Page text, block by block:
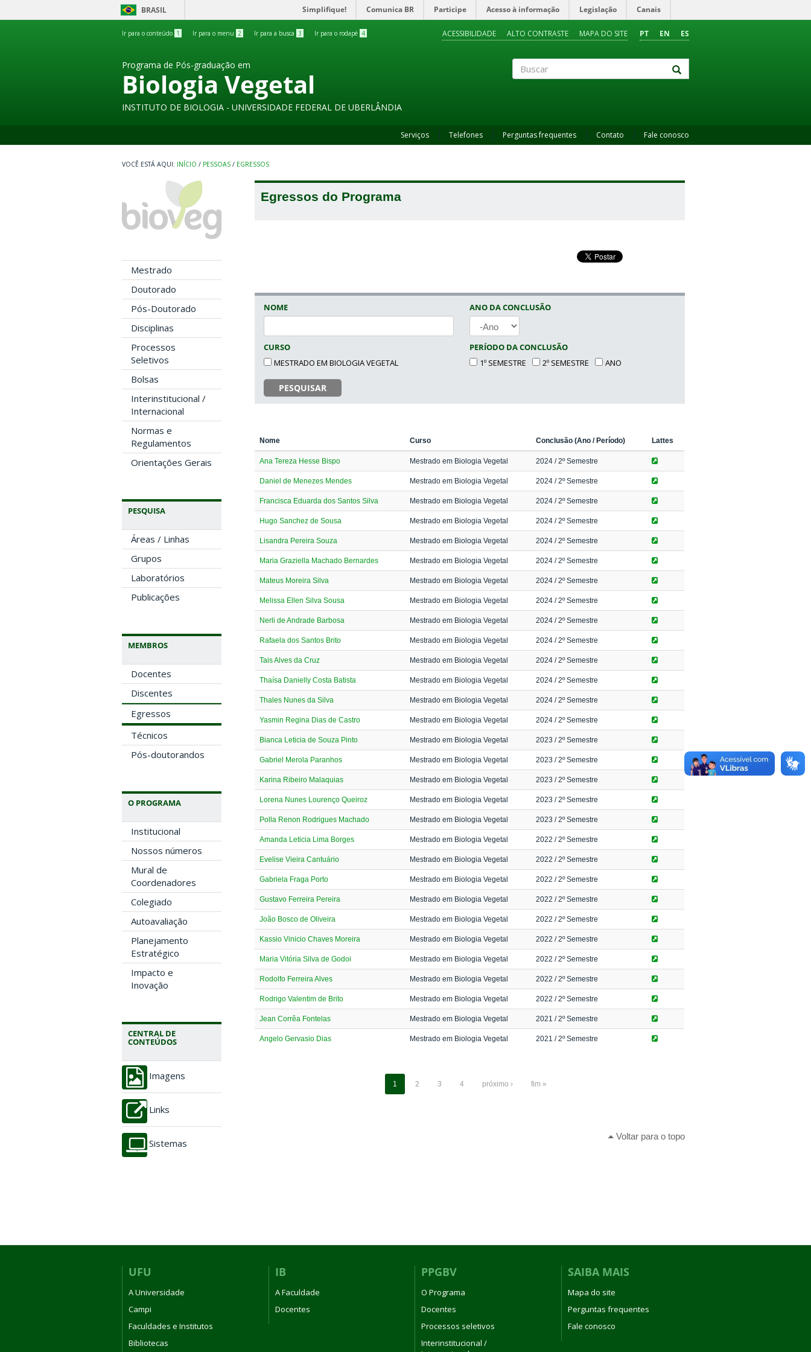
BRASIL Simplifique! Comunica BR Participe Acesso à informação Legislação Canais
Ir para o conteúdo 1 Ir para o menu 2 Ir para a busca 3 Ir para o rodapé 4 PT EN ES
ACESSIBILIDADE ALTO CONTRASTE MAPA DO SITE
Programa de Pós-graduação em
Biologia Vegetal
INSTITUTO DE BIOLOGIA - UNIVERSIDADE FEDERAL DE UBERLÂNDIA
Serviços Telefones Perguntas frequentes Contato Fale conosco
INÍCIO / PESSOAS / EGRESSOS
Mestrado
Doutorado
Pós-Doutorado
Disciplinas
Processos
Seletivos
Bolsas
Interinstitucional /
Internacional
Normas e
Regulamentos
Orientações Gerais
PESQUISA
Áreas / Linhas
Grupos
Laboratórios
Publicações
MEMBROS
Docentes
Discentes
Egressos
Técnicos
Pós-doutorandos
O PROGRAMA
Institucional
Nossos números
Mural de
Coordenadores
Colegiado
Autoavaliação
Planejamento
Estratégico
Impacto e
Inovação
CENTRAL DE
CONTEÚDOS
Imagens
Links
Sistemas
Egressos do Programa
NOME
CURSO
MESTRADO EM BIOLOGIA VEGETAL
PESQUISAR
ANO DA CONCLUSÃO
ANO
PERÍODO DA CONCLUSÃO
1º SEMESTRE
2º SEMESTRE ANO
Nome Curso Conclusão (Ano / Período) Lattes
Ana Tereza Hesse Bispo Mestrado em Biologia Vegetal 2024 / 2º Semestre
Daniel de Menezes Mendes Mestrado em Biologia Vegetal 2024 / 2º Semestre
Francisca Eduarda dos Santos Silva Mestrado em Biologia Vegetal 2024 / 2º Semestre
Hugo Sanchez de Sousa Mestrado em Biologia Vegetal 2024 / 2º Semestre
Lisandra Pereira Souza Mestrado em Biologia Vegetal 2024 / 2º Semestre
Maria Graziella Machado Bernardes Mestrado em Biologia Vegetal 2024 / 2º Semestre
Mateus Moreira Silva Mestrado em Biologia Vegetal 2024 / 2º Semestre
Melissa Ellen Silva Sousa Mestrado em Biologia Vegetal 2024 / 2º Semestre
Nerli de Andrade Barbosa Mestrado em Biologia Vegetal 2024 / 2º Semestre
Rafaela dos Santos Brito Mestrado em Biologia Vegetal 2024 / 2º Semestre
Tais Alves da Cruz Mestrado em Biologia Vegetal 2024 / 2º Semestre
Thaísa Danielly Costa Batista Mestrado em Biologia Vegetal 2024 / 2º Semestre
Thales Nunes da Silva Mestrado em Biologia Vegetal 2024 / 2º Semestre
Yasmin Regina Dias de Castro Mestrado em Biologia Vegetal 2024 / 2º Semestre
Bianca Leticia de Souza Pinto Mestrado em Biologia Vegetal 2023 / 2º Semestre
Gabriel Merola Paranhos Mestrado em Biologia Vegetal 2023 / 2º Semestre
Karina Ribeiro Malaquias Mestrado em Biologia Vegetal 2023 / 2º Semestre
Lorena Nunes Lourenço Queiroz Mestrado em Biologia Vegetal 2023 / 2º Semestre
Polla Renon Rodrigues Machado Mestrado em Biologia Vegetal 2023 / 2º Semestre
Amanda Leticia Lima Borges Mestrado em Biologia Vegetal 2022 / 2º Semestre
Evelise Vieira Cantuário Mestrado em Biologia Vegetal 2022 / 2º Semestre
Gabriela Fraga Porto Mestrado em Biologia Vegetal 2022 / 2º Semestre
Gustavo Ferreira Pereira Mestrado em Biologia Vegetal 2022 / 2º Semestre
João Bosco de Oliveira Mestrado em Biologia Vegetal 2022 / 2º Semestre
Kassio Vinicio Chaves Moreira Mestrado em Biologia Vegetal 2022 / 2º Semestre
Maria Vitória Silva de Godoi Mestrado em Biologia Vegetal 2022 / 2º Semestre
Rodolfo Ferreira Alves Mestrado em Biologia Vegetal 2022 / 2º Semestre
Rodrigo Valentim de Brito Mestrado em Biologia Vegetal 2022 / 2º Semestre
Jean Corrêa Fontelas Mestrado em Biologia Vegetal 2021 / 2º Semestre
Angelo Gervasio Dias Mestrado em Biologia Vegetal 2021 / 2º Semestre
1 2 3 4 próximo › fim »
Voltar para o topo
UFU
A Universidade
Campi
Faculdades e Institutos
Bibliotecas
IB
A Faculdade
Docentes
PPGBV
O Programa
Docentes
Processos seletivos
Interinstitucional /
SAIBA MAIS
Mapa do site
Perguntas frequentes
Fale conosco